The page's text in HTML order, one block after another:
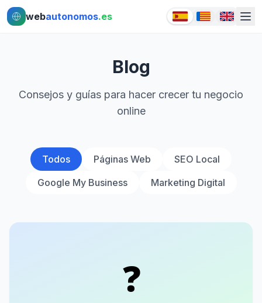
Ir al contenido principal
Ir al contenido principal
webautonomos.es
Blog
Consejos y guías para hacer crecer tu negocio
online
Todos Páginas Web
SEO Local
Google My Business
Marketing Digital
❓